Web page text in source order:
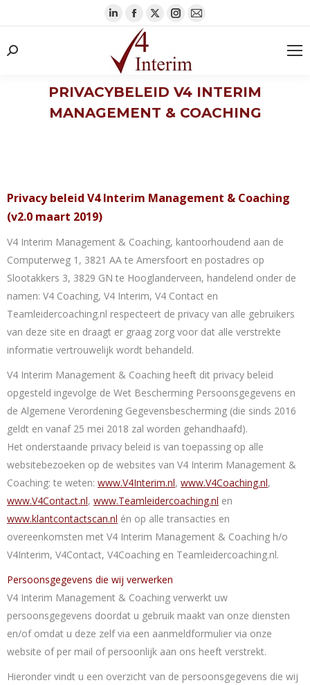
Linkedin
page
opens
in
new
Facebook
page
opens
in
new
in
new
Instagram
in
new
Mail
new
Search:
PRIVACYBELEID V4 INTERIM
MANAGEMENT & COACHING
Privacy beleid V4 Interim Management & Coaching
(v2.0 maart 2019)
V4 Interim Management & Coaching, kantoorhoudend aan de
Computerweg 1, 3821 AA te Amersfoort en postadres op
Slootakkers 3, 3829 GN te Hooglanderveen, handelend onder de
namen: V4 Coaching, V4 Interim, V4 Contact en
Teamleidercoaching.nl respecteert de privacy van alle gebruikers
van deze site en draagt er graag zorg voor dat alle verstrekte
informatie vertrouwelijk wordt behandeld.
V4 Interim Management & Coaching heeft dit privacy beleid
opgesteld ingevolge de Wet Bescherming Persoonsgegevens en
de Algemene Verordening Gegevensbescherming (die sinds 2016
geldt en vanaf 25 mei 2018 zal worden gehandhaafd).
Het onderstaande privacy beleid is van toepassing op alle
websitebezoeken op de websites van V4 Interim Management &
Coaching: te weten: www.V4Interim.nl, www.V4Coaching.nl,
www.V4Contact.nl, www.Teamleidercoaching.nl en
www.klantcontactscan.nl én op alle transacties en
overeenkomsten met V4 Interim Management & Coaching h/o
V4Interim, V4Contact, V4Coaching en Teamleidercoaching.nl.
Persoonsgegevens die wij verwerken
V4 Interim Management & Coaching verwerkt uw
persoonsgegevens doordat u gebruik maakt van onze diensten
en/of omdat u deze zelf via een aanmeldformulier via onze
website of per mail of persoonlijk aan ons heeft verstrekt.
Hieronder vindt u een overzicht van de persoonsgegevens die wij